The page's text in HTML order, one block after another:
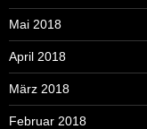
Mai 2018
April 2018
März 2018
Februar 2018